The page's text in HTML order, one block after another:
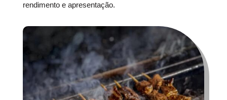
rendimento e apresentação.